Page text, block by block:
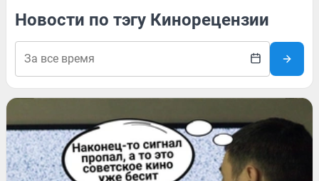
Новости по тэгу Кинорецензии